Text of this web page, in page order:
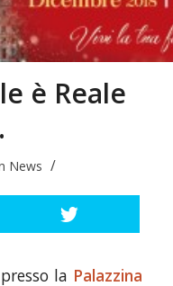
è Reale
News /
presso la Palazzina